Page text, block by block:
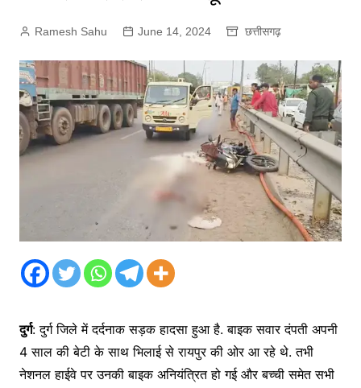
Ramesh Sahu June 14, 2024 छत्तीसगढ़
दुर्ग: दुर्ग जिले में दर्दनाक सड़क हादसा हुआ है. बाइक सवार दंपती अपनी
4 साल की बेटी के साथ भिलाई से रायपुर की ओर आ रहे थे. तभी
नेशनल हाईवे पर उनकी बाइक अनियंत्रित हो गई और बच्ची समेत सभी